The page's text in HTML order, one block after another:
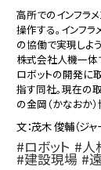
高所でのインフラ
操作する――。イン
の協働で実現しよ
株式会社人機一体
ロボットの開発に
指す同社。現在の
の金岡（かなおか
文：茂木 俊輔（ジ
ロボット 人
建設現場